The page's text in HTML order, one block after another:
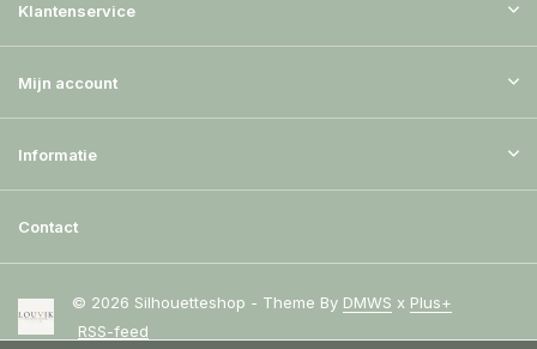
Klantenservice
Mijn account
Informatie
Contact
© 2026 Silhouetteshop - Theme By DMWS x Plus+
RSS-feed